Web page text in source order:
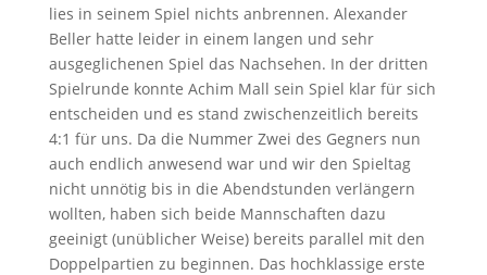
lies in seinem Spiel nichts anbrennen. Alexander
Beller hatte leider in einem langen und sehr
ausgeglichenen Spiel das Nachsehen. In der dritten
Spielrunde konnte Achim Mall sein Spiel klar für sich
entscheiden und es stand zwischenzeitlich bereits
4:1 für uns. Da die Nummer Zwei des Gegners nun
auch endlich anwesend war und wir den Spieltag
nicht unnötig bis in die Abendstunden verlängern
wollten, haben sich beide Mannschaften dazu
geeinigt (unüblicher Weise) bereits parallel mit den
Doppelpartien zu beginnen. Das hochklassige erste